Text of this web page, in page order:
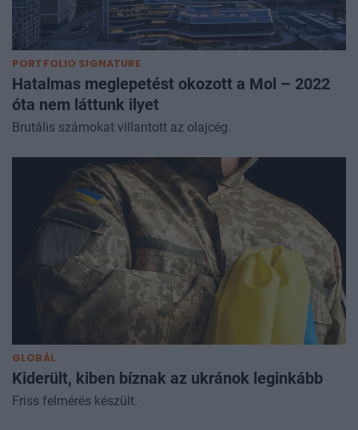
PORTFOLIO SIGNATURE
Hatalmas meglepetést okozott a Mol – 2022
óta nem láttunk ilyet
Brutális számokat villantott az olajcég.
GLOBÁL
Kiderült, kiben bíznak az ukránok leginkább
Friss felmérés készült.